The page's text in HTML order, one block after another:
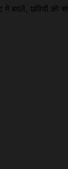
बदलें, छवियों को